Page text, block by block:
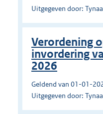
Uitgegeven door:
Verordening
invordering
2026
Geldend van 01-01-
Uitgegeven door: